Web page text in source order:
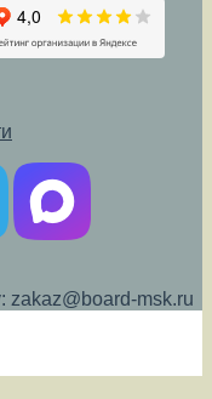
zakaz@board-msk.ru